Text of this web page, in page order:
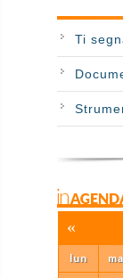
Ti
«
lun